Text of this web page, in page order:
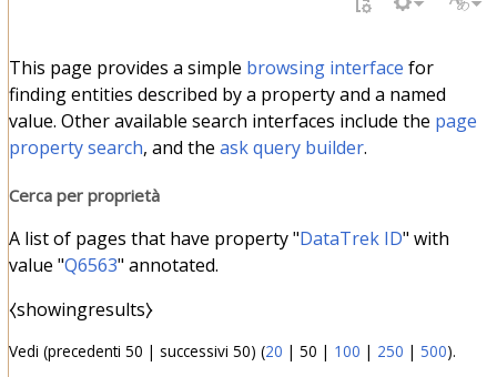
This page provides a simple browsing interface for
finding entities described by a property and a named
value. Other available search interfaces include the page
property search, and the ask query builder.
Cerca per proprietà
A list of pages that have property "DataTrek ID" with
value "Q6563" annotated.
⧼showingresults⧽
Vedi (precedenti 50 | successivi 50) (20 | 50 | 100 | 250 | 500).